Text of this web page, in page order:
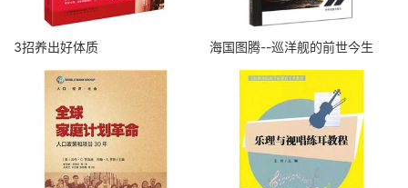
3招养出好体质 海国图腾--巡洋舰的前世今生